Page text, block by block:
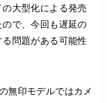
大型化による発売
で、今回も遅延の
問題がある可能性
無印モデルではカメ